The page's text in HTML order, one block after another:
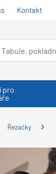
Kontakt
pro
Řezačky